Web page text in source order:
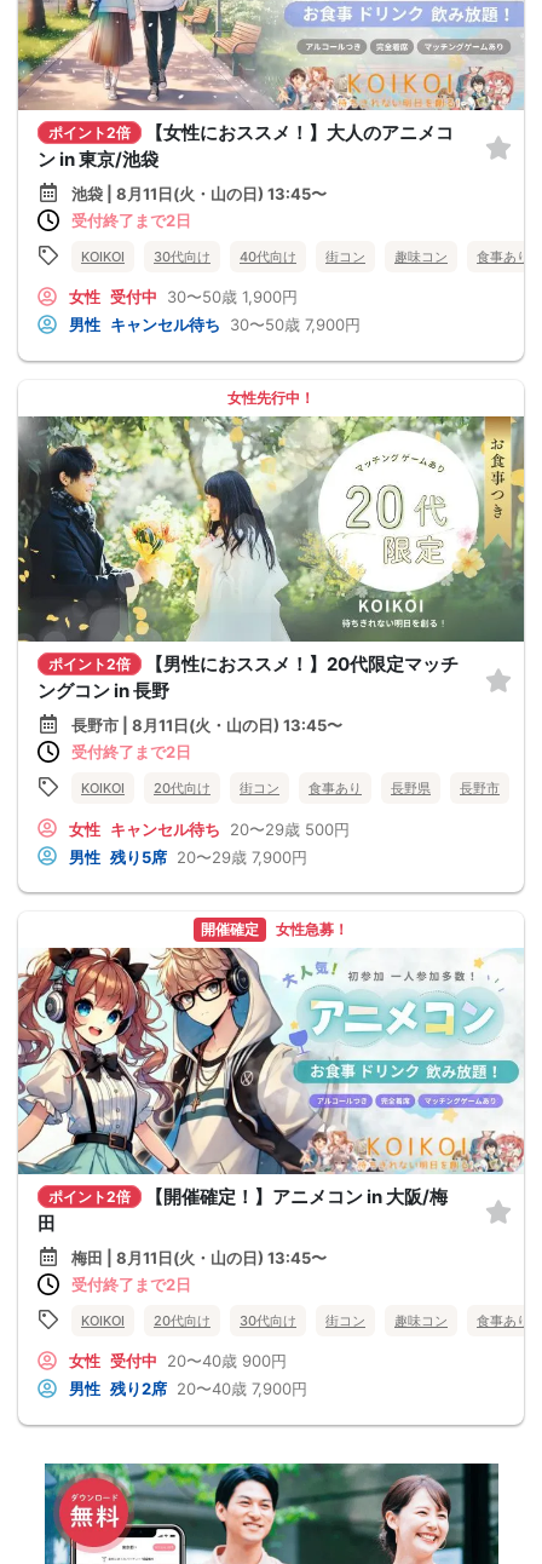
ポイント2倍
【女性におススメ！】大人のアニメコ
ン in 東京/池袋
池袋 | 8月11日(火・山の日) 13:45〜
受付終了まで2日
KOIKOI 30代向け 40代向け 街コン 趣味コン 食事あり
女性 受付中 30〜50歳 1,900円
男性 キャンセル待ち 30〜50歳 7,900円
女性先行中！
ポイント2倍
【男性におススメ！】20代限定マッチ
ングコン in 長野
長野市 | 8月11日(火・山の日) 13:45〜
受付終了まで2日
KOIKOI 20代向け 街コン 食事あり 長野県 長野市
女性 キャンセル待ち 20〜29歳 500円
男性 残り5席 20〜29歳 7,900円
開催確定 女性急募！
ポイント2倍
【開催確定！】アニメコン in 大阪/梅
田
梅田 | 8月11日(火・山の日) 13:45〜
受付終了まで2日
KOIKOI 20代向け 30代向け 街コン 趣味コン 食事あり
女性 受付中 20〜40歳 900円
男性 残り2席 20〜40歳 7,900円